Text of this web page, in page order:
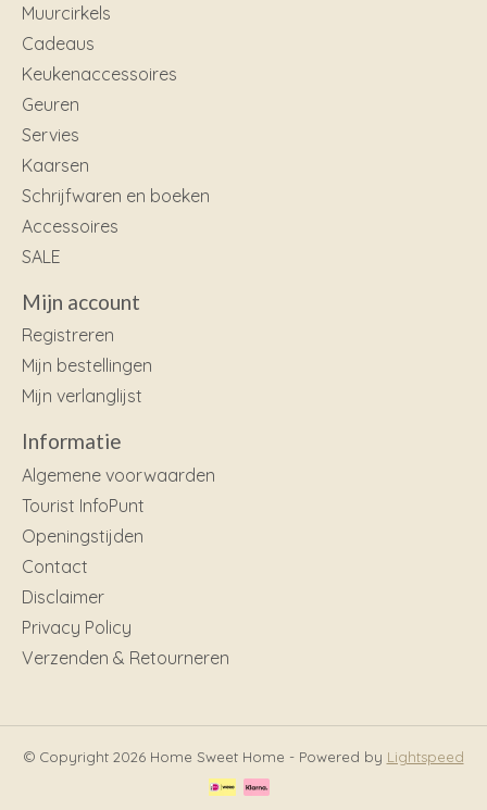
Muurcirkels
Cadeaus
Keukenaccessoires
Geuren
Servies
Kaarsen
Schrijfwaren en boeken
Accessoires
SALE
Mijn account
Registreren
Mijn bestellingen
Mijn verlanglijst
Informatie
Algemene voorwaarden
Tourist InfoPunt
Openingstijden
Contact
Disclaimer
Privacy Policy
Verzenden & Retourneren
© Copyright 2026 Home Sweet Home - Powered by Lightspeed